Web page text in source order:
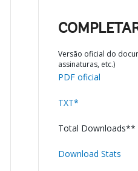
Versão oficial do
assinaturas, etc.)
PDF oficial
TXT*
Total Downloads**
Download Stats